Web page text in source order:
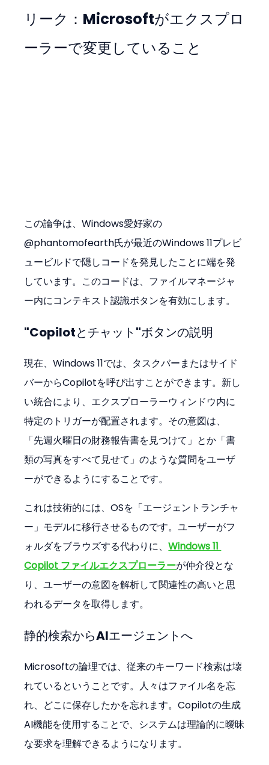
リーク：Microsoftがエクスプロ
ーラーで変更していること
この論争は、Windows愛好家の
@phantomofearth氏が最近のWindows 11プレビ
ュービルドで隠しコードを発見したことに端を発
しています。このコードは、ファイルマネージャ
ー内にコンテキスト認識ボタンを有効にします。
"Copilotとチャット"ボタンの説明
現在、Windows 11では、タスクバーまたはサイド
バーからCopilotを呼び出すことができます。新し
い統合により、エクスプローラーウィンドウ内に
特定のトリガーが配置されます。その意図は、
「先週火曜日の財務報告書を見つけて」とか「書
類の写真をすべて見せて」のような質問をユーザ
ーができるようにすることです。
これは技術的には、OSを「エージェントランチャ
ー」モデルに移行させるものです。ユーザーがフ
ォルダをブラウズする代わりに、Windows 11
Copilot ファイルエクスプローラーが仲介役とな
り、ユーザーの意図を解析して関連性の高いと思
われるデータを取得します。
静的検索からAIエージェントへ
Microsoftの論理では、従来のキーワード検索は壊
れているということです。人々はファイル名を忘
れ、どこに保存したかを忘れます。Copilotの生成
AI機能を使用することで、システムは理論的に曖昧
な要求を理解できるようになります。